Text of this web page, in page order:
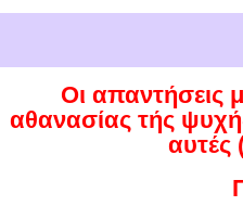
Οι απαντήσεις
αθανασίας τής
αυτές